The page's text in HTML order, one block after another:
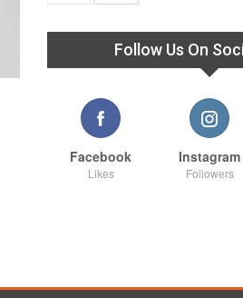
Follow Us On
Facebook
Likes
Instagram
Followers